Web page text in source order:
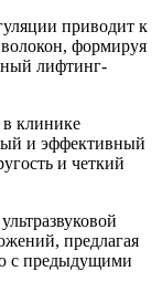
приводит к
формируя
лифтинг-
клинике
и эффективный
и четкий
предлагая
с предыдущими